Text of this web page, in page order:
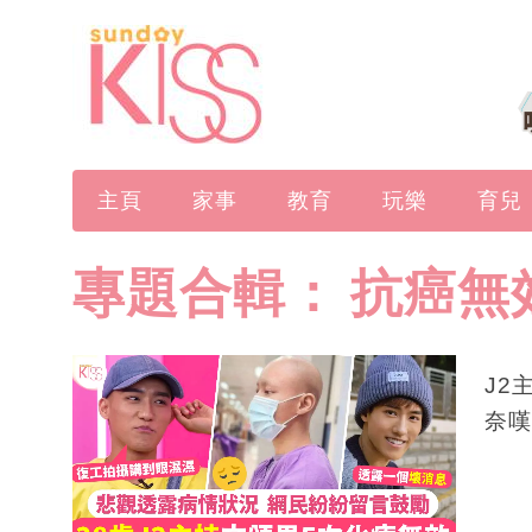
主頁 家事 教育 玩樂 育兒
專題合輯： 抗癌無
J2
奈